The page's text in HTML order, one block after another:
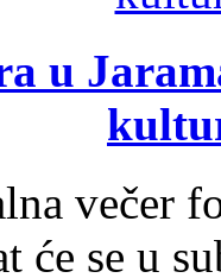
u
večer
će se u